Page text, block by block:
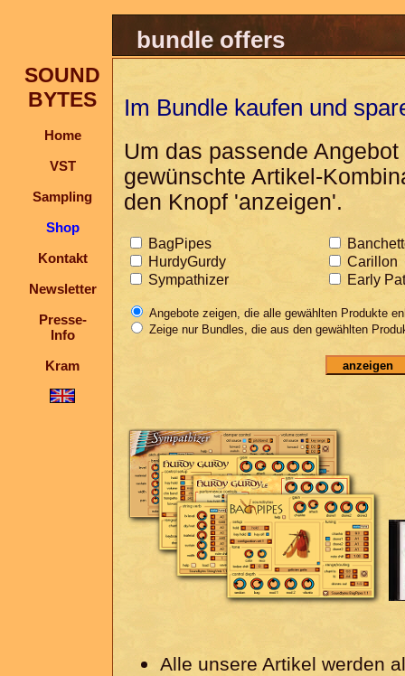
bundle offers
SOUND
BYTES
Home
VST
Sampling
Shop
Kontakt
Newsletter
Presse-
Info
Kram
Im Bundle kaufen und
Um das passende
gewünschte Artikel-
den Knopf 'anzeigen'.
BagPipes
HurdyGurdy
Sympathizer
Carillon
Early
Angebote zeigen, die alle gewählten Produkte
Zeige nur Bundles, die aus den gewählten
Alle unsere Artikel werden